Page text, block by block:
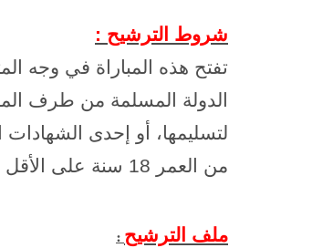
شروط الترشيح :
تفتح هذه المباراة في وجه
الدولة المسلمة من طرف
لتسليمها، أو إحدى الشهادات
من العمر 18 سنة على الأقل
ملف الترشيح: